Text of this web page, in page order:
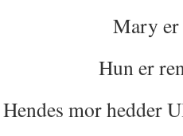
Mary
Hun er
Hendes mor hedder